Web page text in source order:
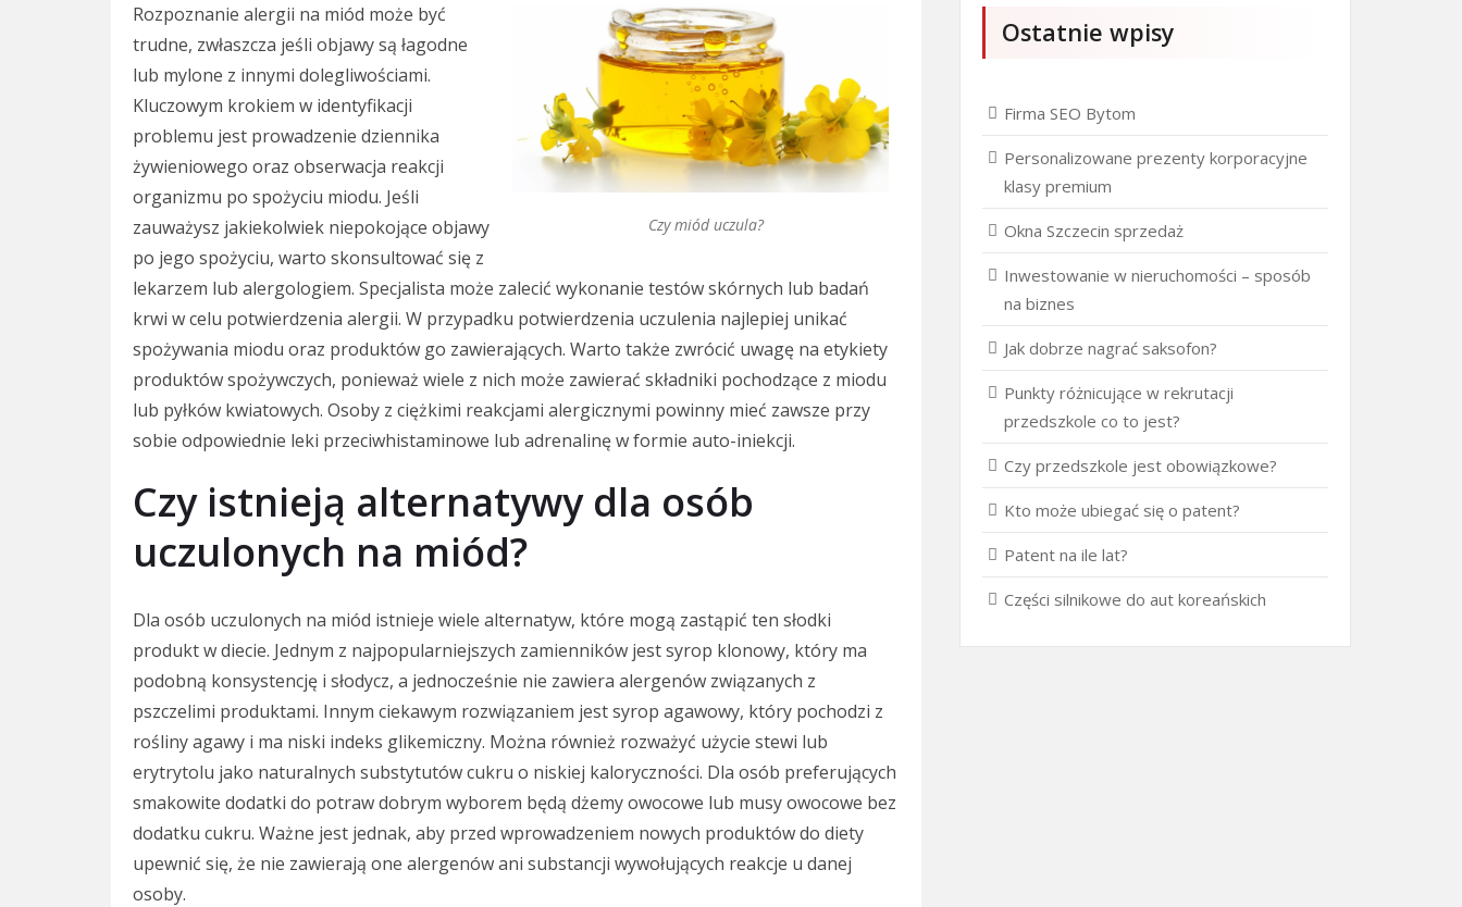
Czy miód uczula?
Rozpoznanie alergii na miód może być
trudne, zwłaszcza jeśli objawy są łagodne
lub mylone z innymi dolegliwościami.
Kluczowym krokiem w identyfikacji
problemu jest prowadzenie dziennika
żywieniowego oraz obserwacja reakcji
organizmu po spożyciu miodu. Jeśli
zauważysz jakiekolwiek niepokojące objawy
po jego spożyciu, warto skonsultować się z
lekarzem lub alergologiem. Specjalista może zalecić wykonanie testów skórnych lub badań
krwi w celu potwierdzenia alergii. W przypadku potwierdzenia uczulenia najlepiej unikać
spożywania miodu oraz produktów go zawierających. Warto także zwrócić uwagę na etykiety
produktów spożywczych, ponieważ wiele z nich może zawierać składniki pochodzące z miodu
lub pyłków kwiatowych. Osoby z ciężkimi reakcjami alergicznymi powinny mieć zawsze przy
sobie odpowiednie leki przeciwhistaminowe lub adrenalinę w formie auto-iniekcji.
Czy istnieją alternatywy dla osób
uczulonych na miód?
Dla osób uczulonych na miód istnieje wiele alternatyw, które mogą zastąpić ten słodki
produkt w diecie. Jednym z najpopularniejszych zamienników jest syrop klonowy, który ma
podobną konsystencję i słodycz, a jednocześnie nie zawiera alergenów związanych z
pszczelimi produktami. Innym ciekawym rozwiązaniem jest syrop agawowy, który pochodzi z
rośliny agawy i ma niski indeks glikemiczny. Można również rozważyć użycie stewi lub
erytrytolu jako naturalnych substytutów cukru o niskiej kaloryczności. Dla osób preferujących
smakowite dodatki do potraw dobrym wyborem będą dżemy owocowe lub musy owocowe bez
dodatku cukru. Ważne jest jednak, aby przed wprowadzeniem nowych produktów do diety
upewnić się, że nie zawierają one alergenów ani substancji wywołujących reakcje u danej
osoby.
Ostatnie wpisy
Firma SEO Bytom
Personalizowane prezenty korporacyjne
klasy premium
Okna Szczecin sprzedaż
Inwestowanie w nieruchomości – sposób
na biznes
Jak dobrze nagrać saksofon?
Punkty różnicujące w rekrutacji
przedszkole co to jest?
Czy przedszkole jest obowiązkowe?
Kto może ubiegać się o patent?
Patent na ile lat?
Części silnikowe do aut koreańskich